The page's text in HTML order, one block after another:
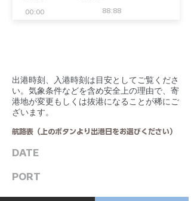
00:00 88:88
​出港時刻、入港時刻は目安としてご覧くださ
い。気象条件などを含め安全上の理由で、寄
港地が変更もしくは抜港になることが稀にご
ざいます。
航路表（上のボタンより出港日をお選びください）
DATE
PORT